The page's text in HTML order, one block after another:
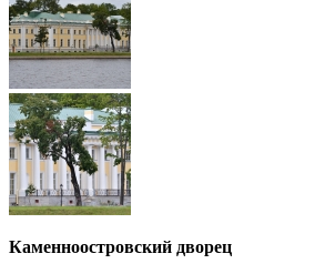
Каменноостровский дворец